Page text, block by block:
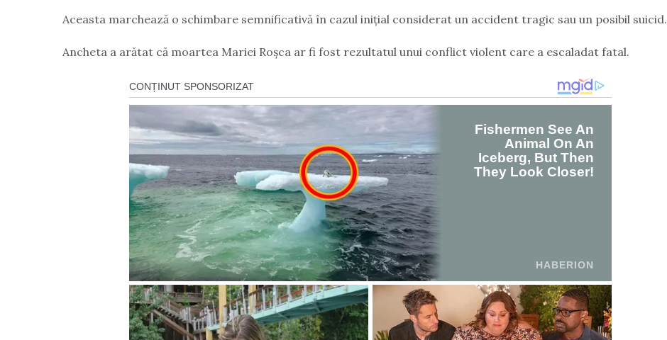
Aceasta marchează o schimbare semnificativă în cazul inițial considerat un accident tragic sau un posibil suicid.
Ancheta a arătat că moartea Mariei Roșca ar fi fost rezultatul unui conflict violent care a escaladat fatal.